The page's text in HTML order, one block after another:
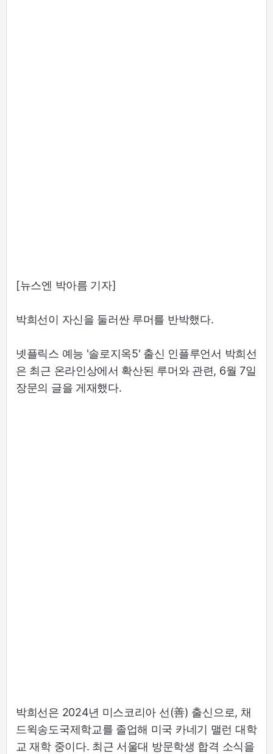
[뉴스엔 박아름 기자]
박희선이 자신을 둘러싼 루머를 반박했다.
넷플릭스 예능 '솔로지옥5' 출신 인플루언서 박희선
은 최근 온라인상에서 확산된 루머와 관련, 6월 7일
장문의 글을 게재했다.
박희선은 2024년 미스코리아 선(善) 출신으로, 채
드윅송도국제학교를 졸업해 미국 카네기 맬런 대학
교 재학 중이다. 최근 서울대 방문학생 합격 소식을